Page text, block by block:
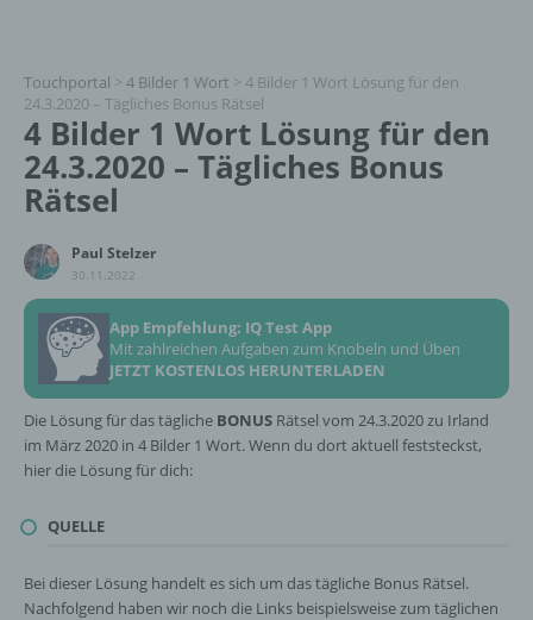
Touchportal > 4 Bilder 1 Wort > 4 Bilder 1 Wort Lösung für den
24.3.2020 – Tägliches Bonus Rätsel
4 Bilder 1 Wort Lösung für den
24.3.2020 – Tägliches Bonus
Rätsel
Paul Stelzer
30.11.2022
App Empfehlung: IQ Test App
Mit zahlreichen Aufgaben zum Knobeln und Üben
JETZT KOSTENLOS HERUNTERLADEN
Die Lösung für das tägliche BONUS Rätsel vom 24.3.2020 zu Irland
im März 2020 in 4 Bilder 1 Wort. Wenn du dort aktuell feststeckst,
hier die Lösung für dich:
QUELLE
Bei dieser Lösung handelt es sich um das tägliche Bonus Rätsel.
Nachfolgend haben wir noch die Links beispielsweise zum täglichen